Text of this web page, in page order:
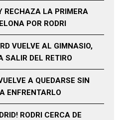
RECHAZA LA PRIMERA
POR RODRI
VUELVE AL GIMNASIO,
SALIR DEL RETIRO
A QUEDARSE SIN
ENFRENTARLO
RODRI CERCA DE